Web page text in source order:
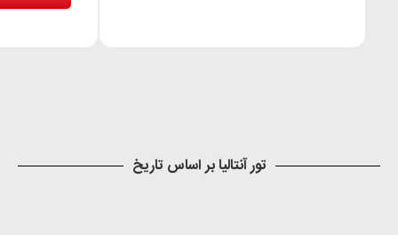
تور آنتالیا بر اساس تاریخ